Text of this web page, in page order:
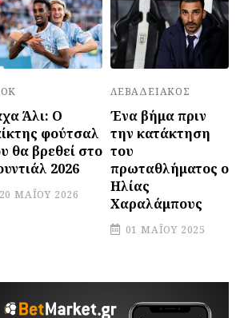
Άλι: Ο
φούτσαλ
θα βρεθεί στο
2026
20 ΜΑΪ́ΟΥ 2026
ΛΕΒΑΔΕΙΑΚΌΣ
Ένα βήμα πριν
την κατάκτηση
του
πρωταθλήματος ο
Ηλίας
Χαραλάμπους
01 ΜΑΪ́ΟΥ 2025